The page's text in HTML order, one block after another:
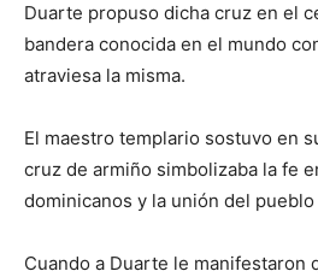
Duarte propuso dicha cruz en el
bandera conocida en el mundo
atraviesa la misma.
El maestro templario sostuvo en
cruz de armiño simbolizaba la fe
dominicanos y la unión del
Cuando a Duarte le manifestaron